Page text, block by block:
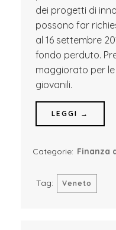
dei progetti di
possono far
al 16 settembre
fondo perduto.
maggiorato per
giovanili.
LEGGI →
Categorie: Finanza
Tag: Veneto